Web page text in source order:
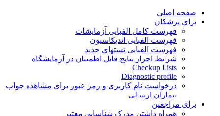
Skip
صفحه اصلی
برای پزشکان
فهرست کامل الفبایی آزمایشات
فهرست الفبایی اندیکاسیون
فهرست الفبایی تستهای جدید
شرایط احراز نتایج قابل اطمینان در آزمایشگاه
Checkup Lists
Diagnostic profile
درخواست نام کاربری و رمز عبور برای مشاهده جواب
بیماران ارسالی
برای مراجعین
همراه داشتن مدرک شناسایی معتبر